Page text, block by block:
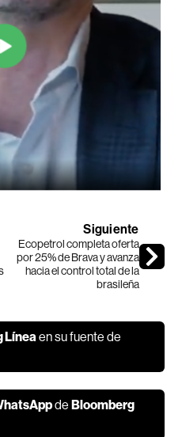
Siguiente
Ecopetrol completa oferta
por 25% de Brava y avanza
hacia el control total de la
brasileña
Líneaen su fuente de
de Bloomberg